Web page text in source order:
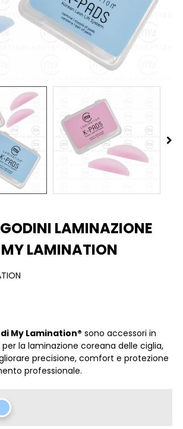
LAMINAZIONE
LAMINATION
My Lamination® sono accessori in
per la laminazione coreana delle ciglia,
precisione, comfort e protezione
professionale.